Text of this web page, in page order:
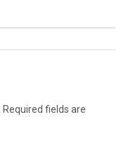
fields are